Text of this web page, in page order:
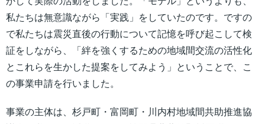
私たちは無意識ながら「実践」をしていたのです。ですの
で私たちは震災直後の行動について記憶を呼び起こして検
証をしながら、「絆を強くするための地域間交流の活性化
とこれらを生かした提案をしてみよう」ということで、こ
の事業申請を行いました。
事業の主体は、杉戸町・富岡町・川内村地域間共助推進協